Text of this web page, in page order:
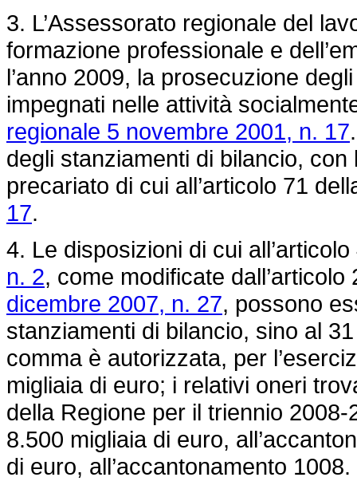
3. L’Assessorato regionale del
formazione professionale e
l’anno 2009, la prosecuzione
impegnati nelle attività
regionale 5 novembre 2001, n. 17
degli stanziamenti di bilancio,
precariato di cui all’articolo 71
17.
4. Le disposizioni di cui
n. 2, come modificate
dicembre 2007, n. 27, possono
stanziamenti di bilancio, sino al
comma è autorizzata, per
migliaia di euro; i relativi oneri
della Regione per il triennio 2008-
8.500 migliaia di euro,
di euro, all’accantonamento 1008.